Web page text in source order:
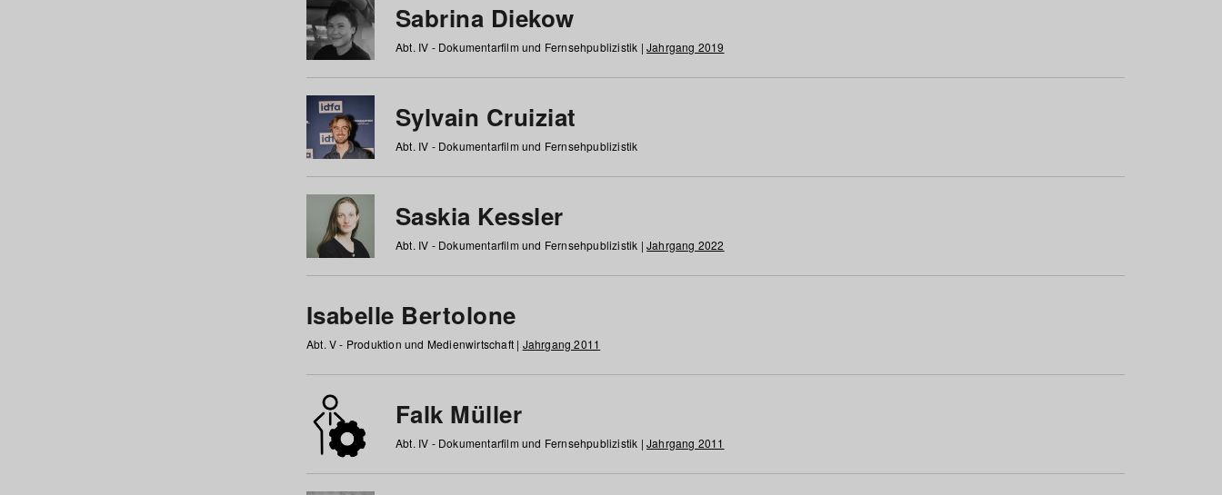
Sabrina Diekow
Abt. IV - Dokumentarfilm und Fernsehpublizistik | Jahrgang 2019
Sylvain Cruiziat
Abt. IV - Dokumentarfilm und Fernsehpublizistik
Saskia Kessler
Abt. IV - Dokumentarfilm und Fernsehpublizistik | Jahrgang 2022
Isabelle Bertolone
Abt. V - Produktion und Medienwirtschaft | Jahrgang 2011
Falk Müller
Abt. IV - Dokumentarfilm und Fernsehpublizistik | Jahrgang 2011